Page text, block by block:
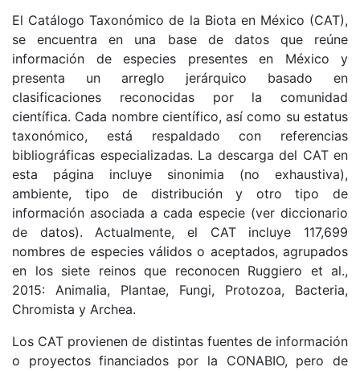
El Catálogo Taxonómico de la Biota en México (CAT),
se encuentra en una base de datos que reúne
información de especies presentes en México y
presenta un arreglo jerárquico basado en
clasificaciones reconocidas por la comunidad
científica. Cada nombre científico, así como su estatus
taxonómico, está respaldado con referencias
bibliográficas especializadas. La descarga del CAT en
esta página incluye sinonimia (no exhaustiva),
ambiente, tipo de distribución y otro tipo de
información asociada a cada especie (ver diccionario
de datos). Actualmente, el CAT incluye 117,699
nombres de especies válidos o aceptados, agrupados
en los siete reinos que reconocen Ruggiero et al.,
2015: Animalia, Plantae, Fungi, Protozoa, Bacteria,
Chromista y Archea.
Los CAT provienen de distintas fuentes de información
o proyectos financiados por la CONABIO, pero de